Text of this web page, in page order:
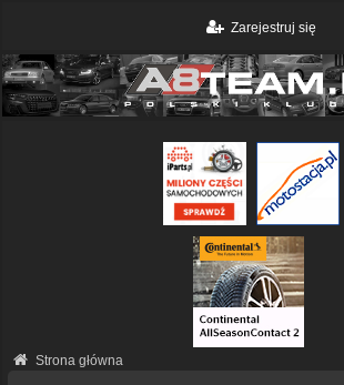
Zarejestruj się
Strona główna